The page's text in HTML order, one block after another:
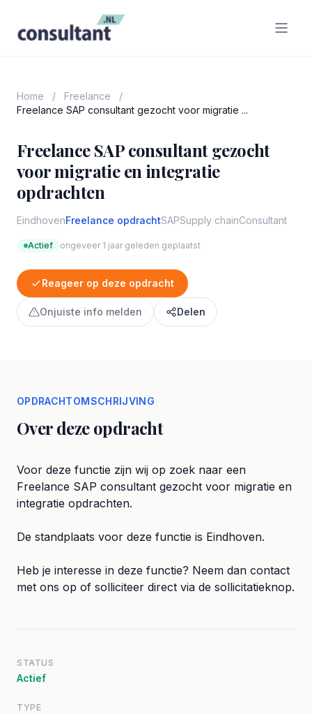
Home / Freelance
/
Freelance SAP consultant gezocht voor migratie ...
Freelance SAP consultant gezocht
voor migratie en integratie
opdrachten
EindhovenFreelance opdrachtSAPSupply chainConsultant
Actief ongeveer 1 jaar geleden geplaatst
Reageer op deze opdracht
Onjuiste info melden Delen
OPDRACHTOMSCHRIJVING
Over deze opdracht
Voor deze functie zijn wij op zoek naar een
Freelance SAP consultant gezocht voor migratie en
integratie opdrachten.
De standplaats voor deze functie is Eindhoven.
Heb je interesse in deze functie? Neem dan contact
met ons op of solliciteer direct via de sollicitatieknop.
STATUS
Actief
TYPE